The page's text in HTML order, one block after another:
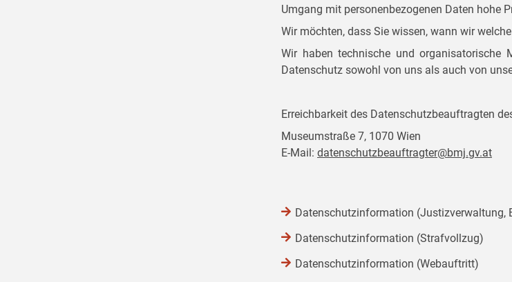
Umgang mit personenbezogenen Daten hohe
Wir möchten, dass Sie wissen, wann wir
Wir haben technische und organisatorische
Datenschutz sowohl von uns als auch von
Erreichbarkeit des Datenschutzbeauftragten
Museumstraße 7, 1070 Wien
E-Mail: datenschutzbeauftragter@bmj.gv.at
Datenschutzinformation (Justizverwaltung,
Datenschutzinformation (Strafvollzug)
Datenschutzinformation (Webauftritt)